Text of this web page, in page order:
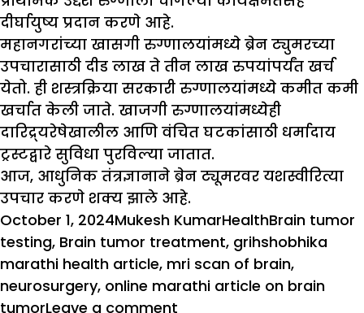
दीर्घायुष्य प्रदान करणे आहे.
महानगरांच्या खासगी रुग्णालयांमध्ये ब्रेन ट्युमरच्या
उपचारासाठी दीड लाख ते तीन लाख रुपयांपर्यंत खर्च
येतो. ही शस्त्रक्रिया सरकारी रुग्णालयांमध्ये कमीत कमी
खर्चात केली जाते. खाजगी रुग्णालयांमध्येही
दारिद्र्यरेषेखालील आणि वंचित घटकांसाठी धर्मादाय
ट्रस्टद्वारे सुविधा पुरविल्या जातात.
आज, आधुनिक तंत्रज्ञानाने ब्रेन ट्यूमरवर यशस्वीरित्या
उपचार करणे शक्य झाले आहे.
Posted
on
October 1, 2024Author
Mukesh KumarCategories
HealthTags
Brain tumor
testing, Brain tumor treatment, grihshobhika
marathi health article, mri scan of brain,
neurosurgery, online marathi article on brain
tumorLeave a comment